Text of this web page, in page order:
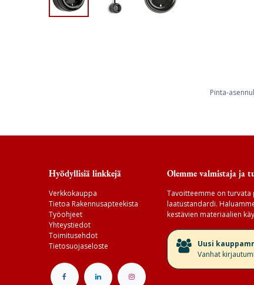
Pinta-
Hyödyllisiä linkkejä
Verkkokauppa
Tietoa Rakennusapteekista
Työohjeet
Yhteystiedot
Toimitusehdot
Tietosuojaseloste
Olemme valmistaja ja
Tavoitteemme on turvata
laatustandardi.
kestävien materiaalien
​Uusi
Vanhat